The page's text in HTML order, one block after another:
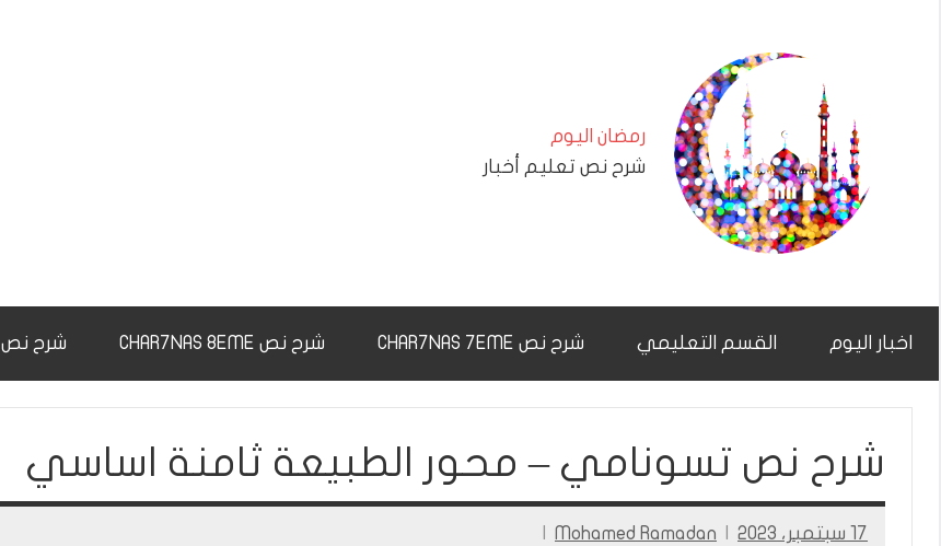
رمضان اليوم
شرح نص تعليم أخبار
اخبار اليوم القسم التعليمي شرح نص CHAR7NAS 7EME شرح نص CHAR7NAS 8EME شرح نص CHAR7NAS 9EME
شرح نص تسونامي – محور الطبيعة ثامنة اساسي
17 سبتمبر، 2023 Mohamed Ramadan